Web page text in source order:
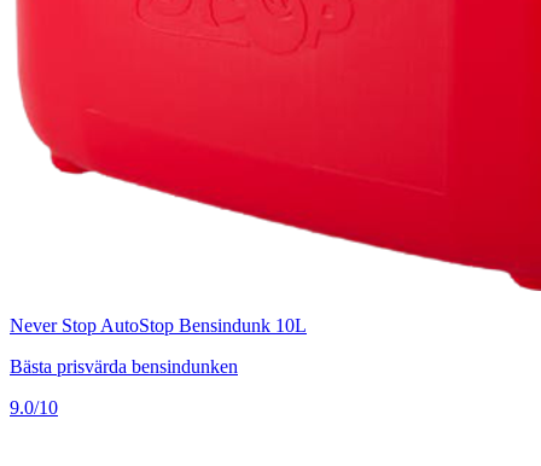
Never Stop AutoStop Bensindunk 10L
Bästa prisvärda bensindunken
9.0/10